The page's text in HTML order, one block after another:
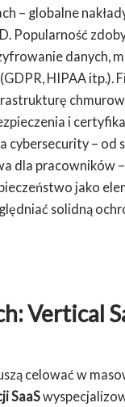
– globalne
Popularność
danych,
HIPAA
i
cybersecurity –
dla pracowników
jako
solidną
Vertical
celować w
SaaS